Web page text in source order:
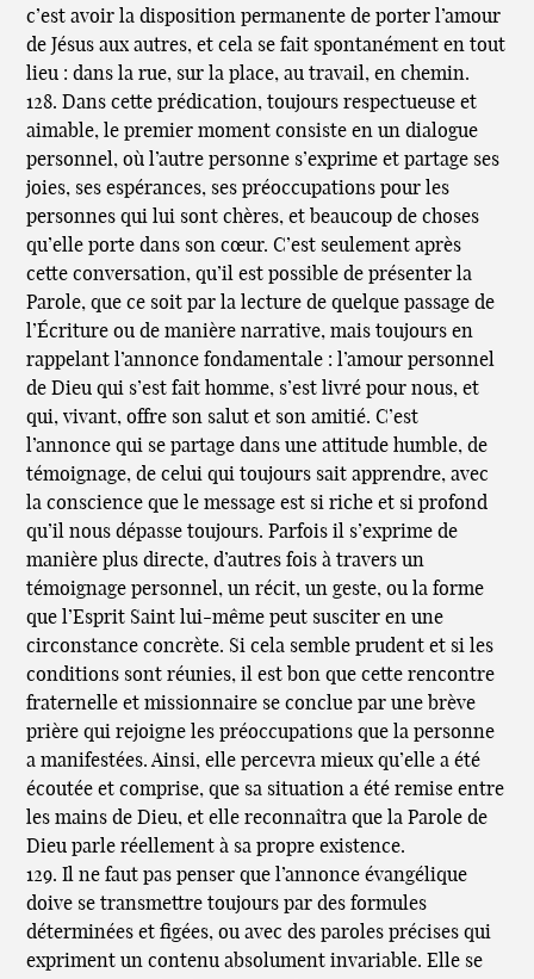
c’est avoir la disposition permanente de porter l’amour
de Jésus aux autres, et cela se fait spontanément en tout
lieu : dans la rue, sur la place, au travail, en chemin.
128. Dans cette prédication, toujours respectueuse et
aimable, le premier moment consiste en un dialogue
personnel, où l’autre personne s’exprime et partage ses
joies, ses espérances, ses préoccupations pour les
personnes qui lui sont chères, et beaucoup de choses
qu’elle porte dans son cœur. C’est seulement après
cette conversation, qu’il est possible de présenter la
Parole, que ce soit par la lecture de quelque passage de
l’Écriture ou de manière narrative, mais toujours en
rappelant l’annonce fondamentale : l’amour personnel
de Dieu qui s’est fait homme, s’est livré pour nous, et
qui, vivant, offre son salut et son amitié. C’est
l’annonce qui se partage dans une attitude humble, de
témoignage, de celui qui toujours sait apprendre, avec
la conscience que le message est si riche et si profond
qu’il nous dépasse toujours. Parfois il s’exprime de
manière plus directe, d’autres fois à travers un
témoignage personnel, un récit, un geste, ou la forme
que l’Esprit Saint lui-même peut susciter en une
circonstance concrète. Si cela semble prudent et si les
conditions sont réunies, il est bon que cette rencontre
fraternelle et missionnaire se conclue par une brève
prière qui rejoigne les préoccupations que la personne
a manifestées. Ainsi, elle percevra mieux qu’elle a été
écoutée et comprise, que sa situation a été remise entre
les mains de Dieu, et elle reconnaîtra que la Parole de
Dieu parle réellement à sa propre existence.
129. Il ne faut pas penser que l’annonce évangélique
doive se transmettre toujours par des formules
déterminées et figées, ou avec des paroles précises qui
expriment un contenu absolument invariable. Elle se